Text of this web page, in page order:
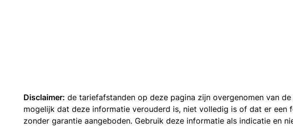
Disclaimer: de tariefafstanden op deze pagina zijn overgenomen van de
mogelijk dat deze informatie verouderd is, niet volledig is of dat er
zonder garantie aangeboden. Gebruik deze informatie als indicatie en